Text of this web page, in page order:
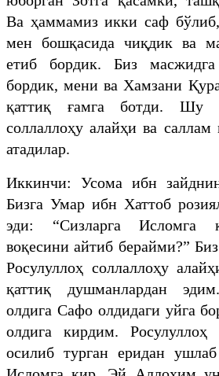
Ва ҳаммамиз икки саф
мен бошқасида чиқдик ва
етиб бордик. Биз
бордик, мени ва Хамзани
қаттиқ ғамга ботди. Шу
соллаллоҳу алайҳи ва
атадилар.
Иккинчи: Усома ибн
Бизга Умар ибн Хаттоб
эди: “Сизларга Исломга
воқесини айтиб берайми?”
Росулуллоҳ соллаллоҳу
қаттиқ душманлардан
олдига Сафо олдидаги уйга
олдига кирдим.
осилиб турган еридан